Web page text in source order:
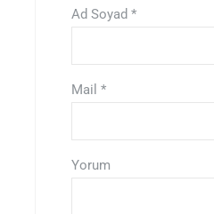
Ad Soyad *
Mail *
Yorum